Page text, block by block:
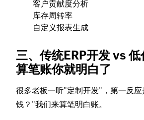
客户贡献度分析
库存周转率
自定义报表生成
三、传统ERP开发 vs 低
算笔账你就明白了
很多老板一听"定制开发"，第一反
钱？"我们来算笔明白账。